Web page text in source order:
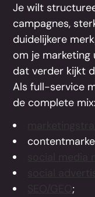
Je wilt
campagnes,
duidelijkere
om je marketing
dat verder kijkt
Als full-service
de complete mix:
;